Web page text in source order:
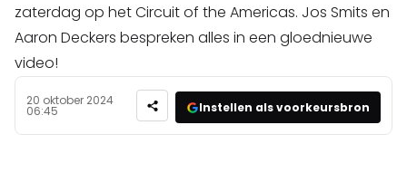
zaterdag op het Circuit of the Americas. Jos Smits en
Aaron Deckers bespreken alles in een gloednieuwe
video!
20 oktober 2024
06:45 Instellen als voorkeursbron